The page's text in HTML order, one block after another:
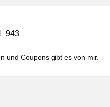
943
und Coupons gibt es von mir.